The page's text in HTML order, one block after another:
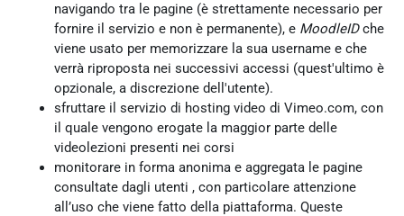
navigando tra le pagine (è strettamente necessario per
fornire il servizio e non è permanente), e MoodleIDche
viene usato per memorizzare la sua username e che
verrà riproposta nei successivi accessi (quest'ultimo è
opzionale, a discrezione dell'utente).
sfruttare il servizio di hosting video di Vimeo.com, con
il quale vengono erogate la maggior parte delle
videolezioni presenti nei corsi
monitorare in forma anonima e aggregata le pagine
consultate dagli utenti , con particolare attenzione
all’uso che viene fatto della piattaforma. Queste